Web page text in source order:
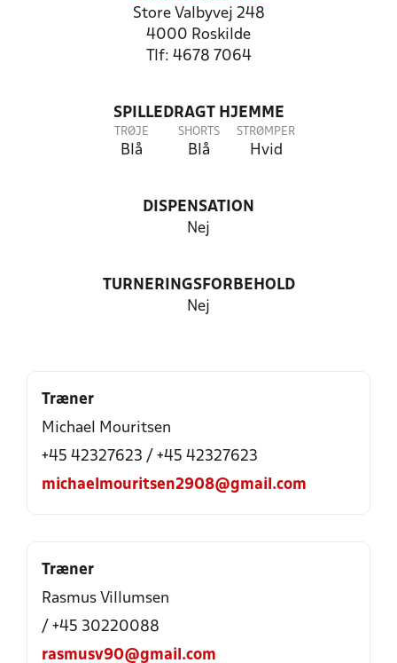
Store Valbyvej 248
4000 Roskilde
Tlf: 4678 7064
SPILLEDRAGT HJEMME
TRØJE
Blå
SHORTS
Blå
STRØMPER
Hvid
DISPENSATION
Nej
TURNERINGSFORBEHOLD
Nej
Træner
Michael Mouritsen
+45 42327623 / +45 42327623
michaelmouritsen2908@gmail.com
Træner
Rasmus Villumsen
/ +45 30220088
rasmusv90@gmail.com